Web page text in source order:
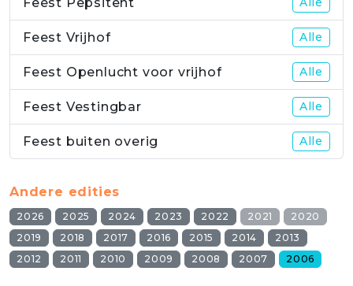
Feest Vrijhof Alle
Feest Openlucht voor vrijhof Alle
Feest Vestingbar Alle
Feest buiten overig Alle
Andere edities
2026 2025 2024 2023 2022 2021
2020
2019
2018 2017 2016 2015 2014
2013
2012
2011 2010 2009 2008 2007 2006